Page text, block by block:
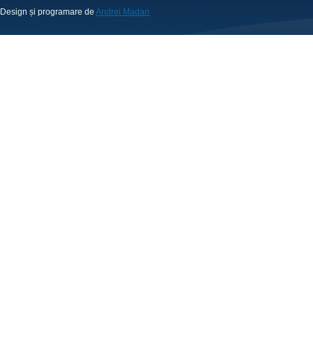
Design și programare de Andrei Madan